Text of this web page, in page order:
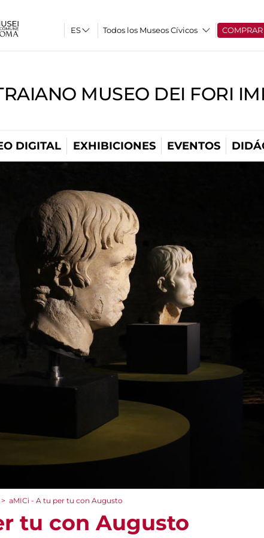
Todos los Museos Cívicos COMPRAR
MUSEO DEI FORI
DIGITAL EXHIBICIONES EVENTOS
> aMICi - A tu per tu con Augusto
tu con Augusto